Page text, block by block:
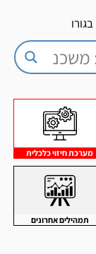
מערכת חיזוי כלכלית
תמהילים אחרונים